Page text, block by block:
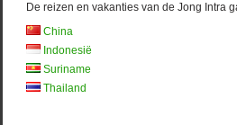
De reizen en vakanties van de Jong Intra
China
Indonesië
Suriname
Thailand